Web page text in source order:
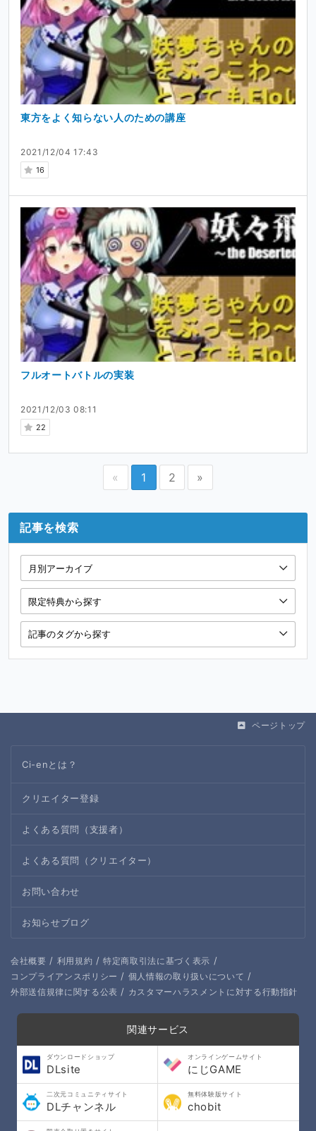
2021/12/04 17:43
16
東方をよく知らない人のための講座
2021/12/03 08:11
22
フルオートバトルの実装
« 1 2 »
記事を検索
ページトップ
Ci-enとは？
クリエイター登録
よくある質問（支援者）
よくある質問（クリエイター）
お問い合わせ
お知らせブログ
会社概要 / 利用規約 / 特定商取引法に基づく表示 /
コンプライアンスポリシー / 個人情報の取り扱いについて /
外部送信規律に関する公表 / カスタマーハラスメントに対する行動指針
関連サービス
ダウンロードショップ
DLsite
オンラインゲームサイト
にじGAME
二次元コミュニティサイト
DLチャンネル
無料体験版サイト
chobit